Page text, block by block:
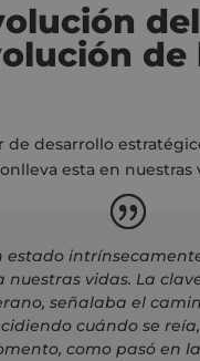
de
desarrollo
esta en nuestras
estado
nuestras vidas. La
señalaba el
cuándo se
como pasó en